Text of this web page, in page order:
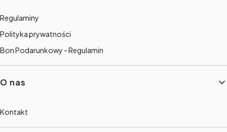
Regulaminy
Polityka prywatności
Bon Podarunkowy - Regulamin
O nas
Kontakt